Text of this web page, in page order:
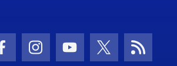
Facebook Icon
Instagram Icon
Youtube Icon
Twitter IconRSS Icon